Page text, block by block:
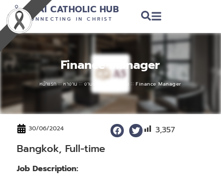
THAI CATHOLIC HUB
CONNECTING IN CHRIST
Finance Manager
หน้าแรก ::: หางาน ::: งานบัญชี & การเงิน ::: Finance Manager
30/06/2024 3,357
Bangkok, Full-time
Job Description: